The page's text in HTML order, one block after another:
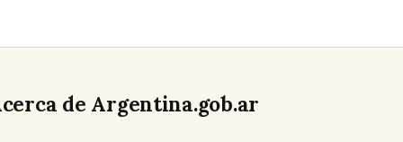
de Argentina.gob.ar